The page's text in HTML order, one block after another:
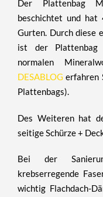
Der Plattenbag
beschichtet und hat
Gurten. Durch diese
ist der
normalen
DESABLOG erfahren
Plattenbags).
Des Weiteren hat
seitige Schürze +
Bei der
krebserregende
wichtig Flachdach-